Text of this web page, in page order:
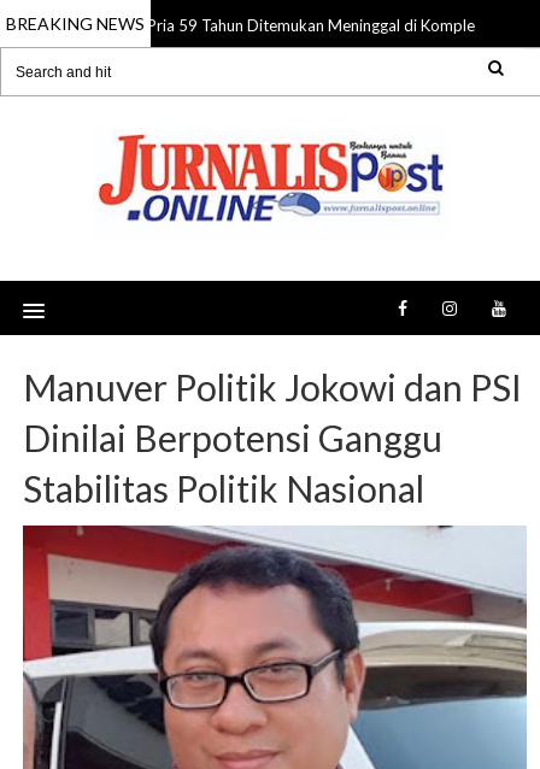
BREAKING NEWS
08 Aug 2026 Pria 59 Tahun Ditemukan Meninggal di Komplek Pasar
Manuver Politik Jokowi dan PSI
Dinilai Berpotensi Ganggu
Stabilitas Politik Nasional